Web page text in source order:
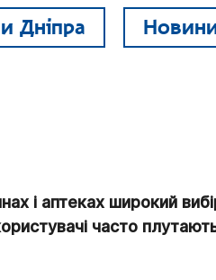
Дніпра
і аптеках широкий
часто